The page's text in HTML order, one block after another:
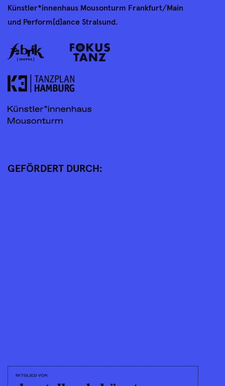
Künstler*innenhaus Mousonturm Frankfurt/Main
und Perform[d]ance Stralsund.
GEFÖRDERT DURCH: